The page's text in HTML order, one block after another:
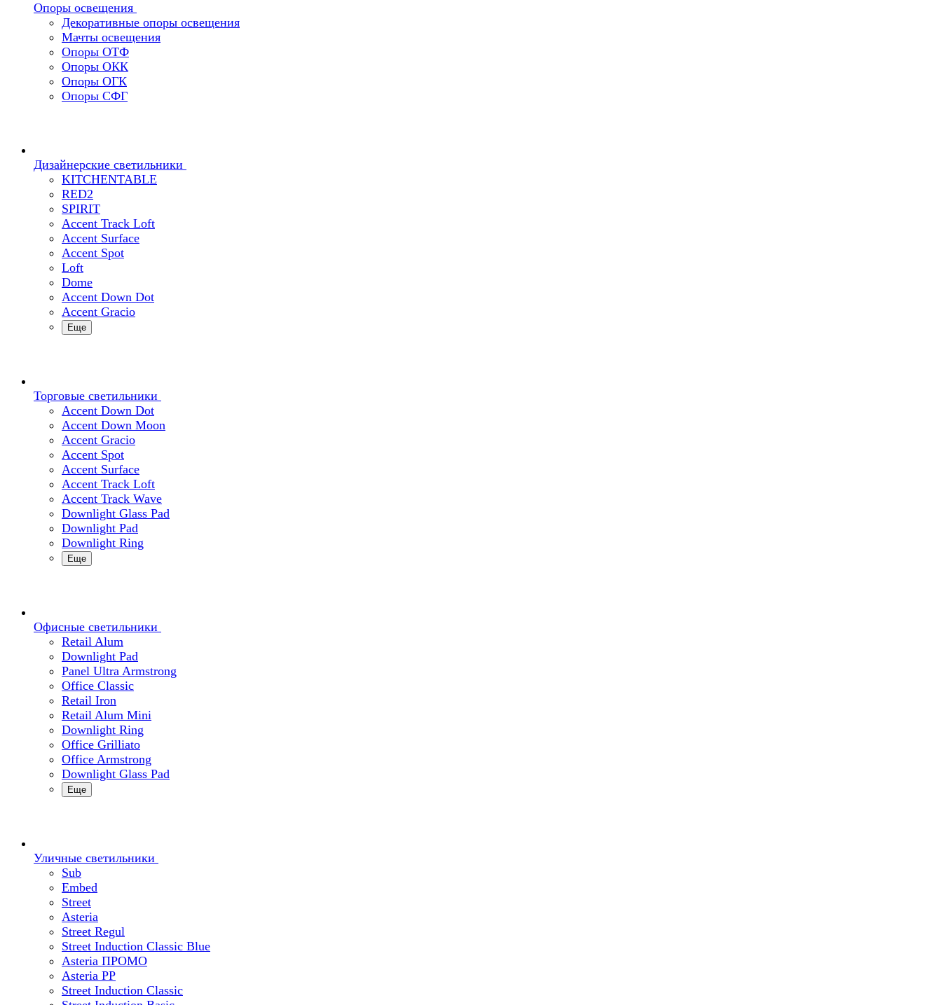
Опоры освещения
Декоративные опоры освещения
Мачты освещения
Опоры ОТФ
Опоры ОКК
Опоры ОГК
Опоры СФГ
Дизайнерские светильники
KITCHENTABLE
RED2
SPIRIT
Accent Track Loft
Accent Surface
Accent Spot
Loft
Dome
Accent Down Dot
Accent Gracio
Еще
Торговые светильники
Accent Down Dot
Accent Down Moon
Accent Gracio
Accent Spot
Accent Surface
Accent Track Loft
Accent Track Wave
Downlight Glass Pad
Downlight Pad
Downlight Ring
Еще
Офисные светильники
Retail Alum
Downlight Pad
Panel Ultra Armstrong
Office Classic
Retail Iron
Retail Alum Mini
Downlight Ring
Office Grilliato
Office Armstrong
Downlight Glass Pad
Еще
Уличные светильники
Sub
Embed
Street
Asteria
Street Regul
Street Induction Classic Blue
Asteria ПРОМО
Asteria PP
Street Induction Classic